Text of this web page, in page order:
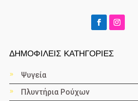
ΔΗΜΟΦΙΛΕΙΣ ΚΑΤΗΓΟΡΙΕΣ
Ψυγεία
Πλυντήρια Ρούχων